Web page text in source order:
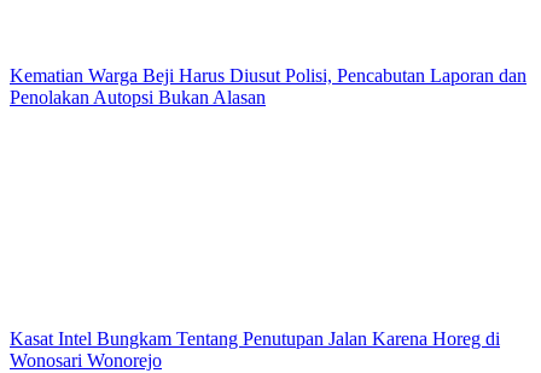
Kematian Warga Beji Harus Diusut Polisi, Pencabutan Laporan dan
Penolakan Autopsi Bukan Alasan
Kasat Intel Bungkam Tentang Penutupan Jalan Karena Horeg di
Wonosari Wonorejo